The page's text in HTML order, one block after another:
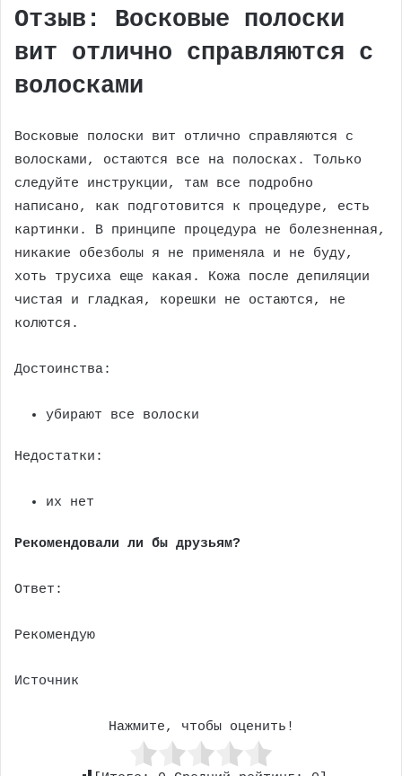
Отзыв: Восковые полоски
вит отлично справляются с
волосками
Восковые полоски вит отлично справляются с
волосками, остаются все на полосках. Только
следуйте инструкции, там все подробно
написано, как подготовится к процедуре, есть
картинки. В принципе процедура не болезненная,
никакие обезболы я не применяла и не буду,
хоть трусиха еще какая. Кожа после депиляции
чистая и гладкая, корешки не остаются, не
колются.
Достоинства:
убирают все волоски
Недостатки:
их нет
Рекомендовали ли бы друзьям?
Ответ:
Рекомендую
Источник
Нажмите, чтобы оценить!